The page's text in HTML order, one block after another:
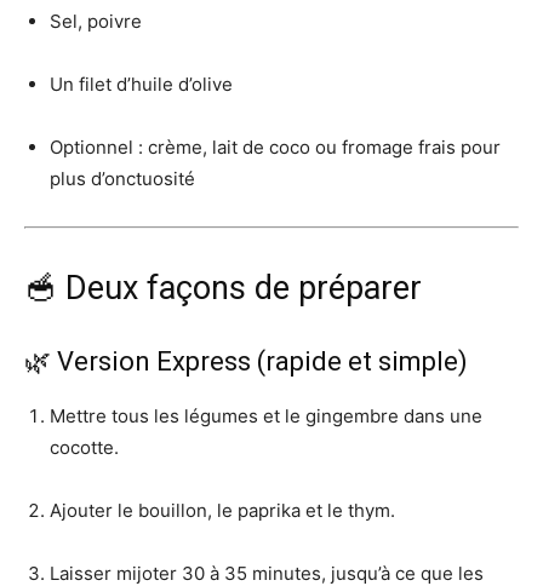
Sel, poivre
Un filet d’huile d’olive
Optionnel : crème, lait de coco ou fromage frais pour
plus d’onctuosité
🥣 Deux façons de préparer
🌿 Version Express (rapide et simple)
Mettre tous les légumes et le gingembre dans une
cocotte.
Ajouter le bouillon, le paprika et le thym.
Laisser mijoter 30 à 35 minutes, jusqu’à ce que les